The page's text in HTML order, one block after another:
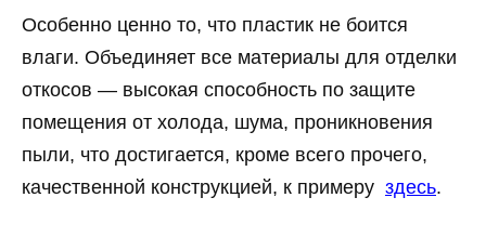
Особенно ценно то, что пластик не боится
влаги. Объединяет все материалы для отделки
откосов — высокая способность по защите
помещения от холода, шума, проникновения
пыли, что достигается, кроме всего прочего,
качественной конструкцией, к примеру здесь.